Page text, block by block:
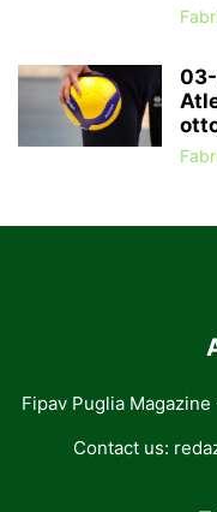
Fipav Puglia
Contact us: